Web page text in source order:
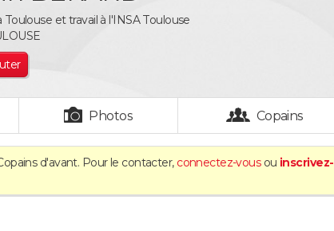
Toulouse et travail à l'INSA Toulouse
Photos Copains
d'avant. Pour le contacter, connectez-vousou inscrivez-